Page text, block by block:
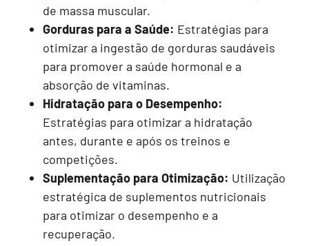
de massa muscular.
Gorduras para a Saúde: Estratégias para
otimizar a ingestão de gorduras saudáveis
para promover a saúde hormonal e a
absorção de vitaminas.
Hidratação para o Desempenho:
Estratégias para otimizar a hidratação
antes, durante e após os treinos e
competições.
Suplementação para Otimização: Utilização
estratégica de suplementos nutricionais
para otimizar o desempenho e a
recuperação.